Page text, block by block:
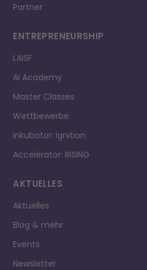
Partner
ENTREPRE­NEURSHIP
LAISF
AI Academy
Master Classes
Wettbewerbe
Inkubator: Ignition
Accelerator: RISING
AKTUELLES
Aktuelles
Blog & mehr
Events
Newsletter